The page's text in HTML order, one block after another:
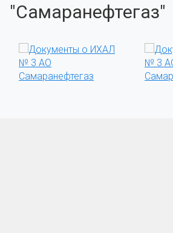
"Самаранефтегаз"